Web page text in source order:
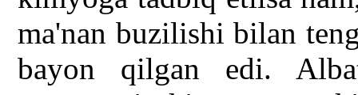
ma'nan buzilishi bilan
bayon qilgan edi.